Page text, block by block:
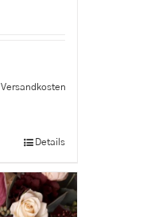
Versandkosten
Details